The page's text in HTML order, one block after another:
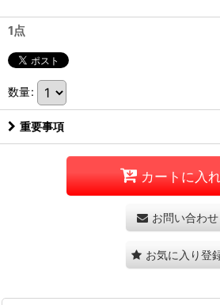
1点
数量:
重要事項
カートに入
お問い合わせ
お気に入り登